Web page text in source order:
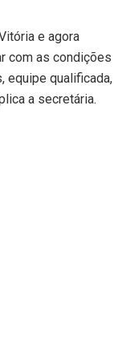
e agora
com as condições
equipe qualificada,
a secretária.